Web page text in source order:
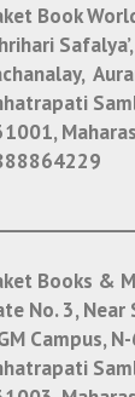
Book
Books &
No. 3,
Campus, N-